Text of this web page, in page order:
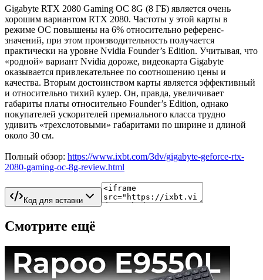
Gigabyte RTX 2080 Gaming OC 8G (8 ГБ) является очень
хорошим вариантом RTX 2080. Частоты у этой карты в
режиме OC повышены на 6% относительно референс-
значений, при этом производительность получается
практически на уровне Nvidia Founder’s Edition. Учитывая, что
«родной» вариант Nvidia дороже, видеокарта Gigabyte
оказывается привлекательнее по соотношению цены и
качества. Вторым достоинством карты является эффективный
и относительно тихий кулер. Он, правда, увеличивает
габариты платы относительно Founder’s Edition, однако
покупателей ускорителей премиального класса трудно
удивить «трехслотовыми» габаритами по ширине и длиной
около 30 см.
Полный обзор: https://www.ixbt.com/3dv/gigabyte-geforce-rtx-
2080-gaming-oc-8g-review.html
Код для вставки
Смотрите ещё